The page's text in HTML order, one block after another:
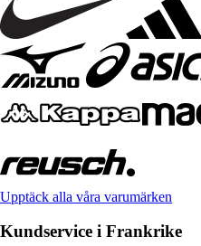
Upptäck alla våra varumärken
Kundservice i Frankrike